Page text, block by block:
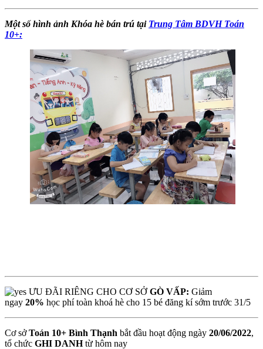
Một số hình ảnh Khóa hè bán trú tại Trung Tâm BDVH Toán
10+:
ƯU ĐÃI RIÊNG CHO CƠ SỞ GÒ VẤP: Giảm
ngay 20% học phí toàn khoá hè cho 15 bé đăng kí sớm trước 31/5
Cơ sởToán 10+ Bình Thạnh bắt đầu hoạt động ngày 20/06/2022,
tổ chức GHI DANHtừ hôm nay